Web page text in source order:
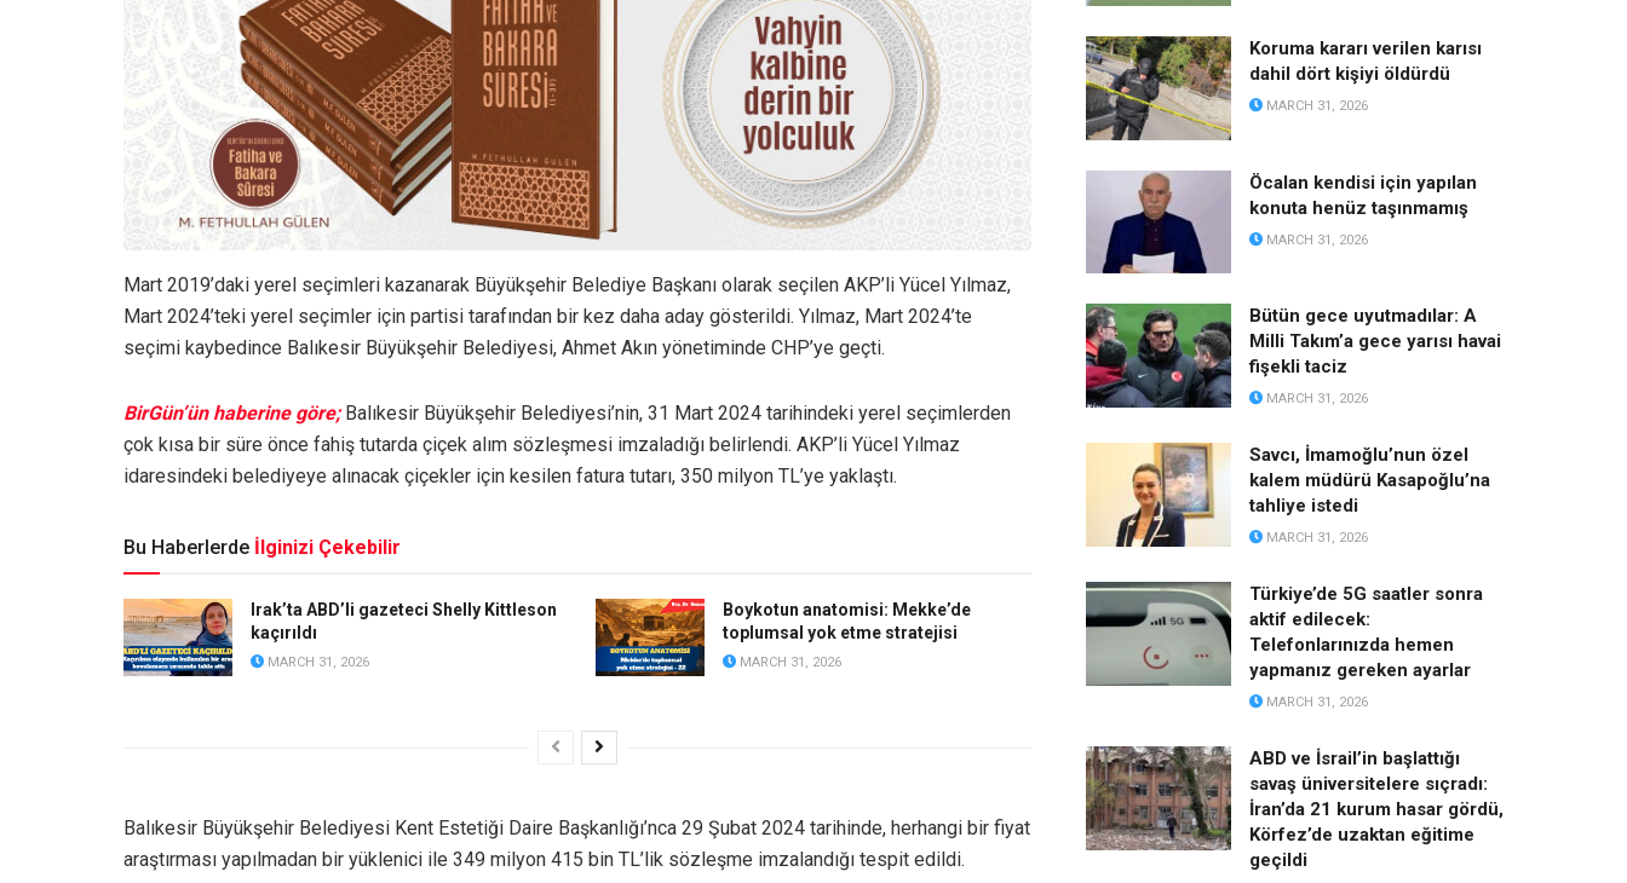
Mart 2019’daki yerel seçimleri kazanarak Büyükşehir Belediye Başkanı olarak seçilen AKP’li Yücel Yılmaz,
Mart 2024’teki yerel seçimler için partisi tarafından bir kez daha aday gösterildi. Yılmaz, Mart 2024’te
seçimi kaybedince Balıkesir Büyükşehir Belediyesi, Ahmet Akın yönetiminde CHP’ye geçti.
BirGün’ün haberine göre;Balıkesir Büyükşehir Belediyesi’nin, 31 Mart 2024 tarihindeki yerel seçimlerden
çok kısa bir süre önce fahiş tutarda çiçek alım sözleşmesi imzaladığı belirlendi. AKP’li Yücel Yılmaz
idaresindeki belediyeye alınacak çiçekler için kesilen fatura tutarı, 350 milyon TL’ye yaklaştı.
Bu Haberlerde İlginizi Çekebilir
Irak’ta ABD’li gazeteci Shelly Kittleson
kaçırıldı
MARCH 31, 2026
Boykotun anatomisi: Mekke’de
toplumsal yok etme stratejisi
MARCH 31, 2026
Balıkesir Büyükşehir Belediyesi Kent Estetiği Daire Başkanlığı’nca 29 Şubat 2024 tarihinde, herhangi bir fiyat
araştırması yapılmadan bir yüklenici ile 349 milyon 415 bin TL’lik sözleşme imzalandığı tespit edildi.
Koruma kararı verilen karısı
dahil dört kişiyi öldürdü
MARCH 31, 2026
Öcalan kendisi için yapılan
konuta henüz taşınmamış
MARCH 31, 2026
Bütün gece uyutmadılar: A
Milli Takım’a gece yarısı havai
fişekli taciz
MARCH 31, 2026
Savcı, İmamoğlu’nun özel
kalem müdürü Kasapoğlu’na
tahliye istedi
MARCH 31, 2026
Türkiye’de 5G saatler sonra
aktif edilecek:
Telefonlarınızda hemen
yapmanız gereken ayarlar
MARCH 31, 2026
ABD ve İsrail’in başlattığı
savaş üniversitelere sıçradı:
İran’da 21 kurum hasar gördü,
Körfez’de uzaktan eğitime
geçildi